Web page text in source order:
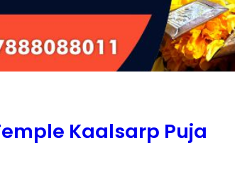
Kaalsarp Puja